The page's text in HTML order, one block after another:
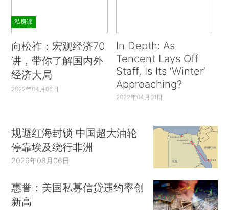
私房课
向松祚：宏观经济70
讲，带你了解国内外
经济大局
2022年04月06日
In Depth: As
Tencent Lays Off
Staff, Is Its ‘Winter’
Approaching?
2022年04月01日
规避红海封锁 中国超大油轮
停靠埃及绕行非洲
2026年08月06日
惠誉：美国私募信贷违约率创
新高